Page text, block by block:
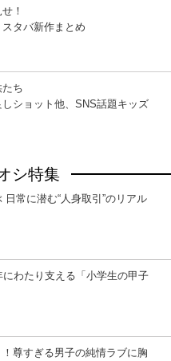
！
タバ新作まとめ
ち
ショット他、SNS話題キッズ
シ特集
日常に潜む“人身取引”のリアル
わたり支える「小学生の甲子
尊すぎる男子の純情ラブに胸